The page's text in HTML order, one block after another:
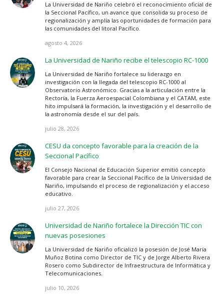
La Universidad de Nariño celebró el reconocimiento oficial de
la Seccional Pacífico, un avance que consolida su proceso de
regionalización y amplía las oportunidades de formación para
las comunidades del litoral Pacífico.
agosto 4, 2026
La Universidad de Nariño recibe el telescopio RC-1000
La Universidad de Nariño fortalece su liderazgo en
investigación con la llegada del telescopio RC-1000 al
Observatorio Astronómico. Gracias a la articulación entre la
Rectoría, la Fuerza Aeroespacial Colombiana y el CATAM, este
hito impulsará la formación, la investigación y el desarrollo de
la astronomía desde el sur del país.
julio 28, 2026
CESU da concepto favorable para la creación de la
Seccional Pacífico
El Consejo Nacional de Educación Superior emitió concepto
favorable para crear la Seccional Pacífico de la Universidad de
Nariño, impulsando el proceso de regionalización y el acceso
educativo.
julio 27, 2026
Universidad de Nariño fortalece la Dirección TIC con
nuevas posesiones
La Universidad de Nariño oficializó la posesión de José María
Muñoz Botina como Director de TIC y de Jorge Alberto Rivera
Rosero como Subdirector de Infraestructura de Informática y
Telecomunicaciones.
julio 10, 2026